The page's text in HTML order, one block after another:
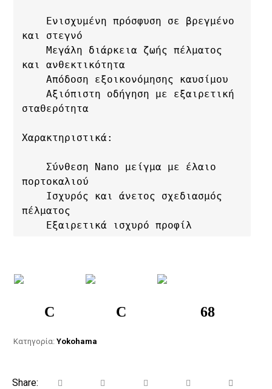
και στεγνό
    Μεγάλη διάρκεια ζωής πέλματος
και ανθεκτικότητα
    Απόδοση εξοικονόμησης καυσίμου
    Αξιόπιστη οδήγηση με εξαιρετική
σταθερότητα
Χαρακτηριστικά:
πορτοκαλιού
πέλματος
    Εξαιρετικά ισχυρό προφίλ
C C 68
Κατηγορία:Yokohama